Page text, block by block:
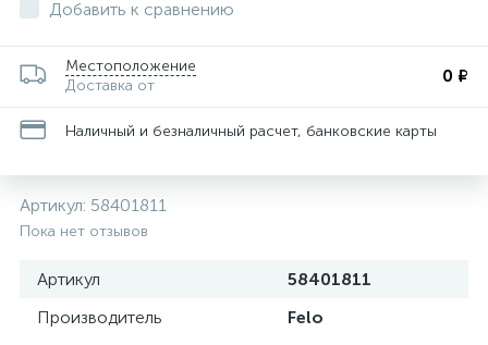
Добавить к сравнению
Местоположение
Доставка от
0 ₽
Наличный и безналичный расчет, банковские карты
Артикул: 58401811
Пока нет отзывов
Артикул
58401811
Производитель
Felo